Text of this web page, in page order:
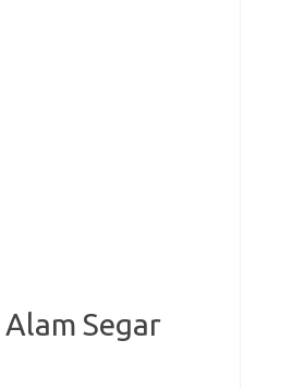
Segar